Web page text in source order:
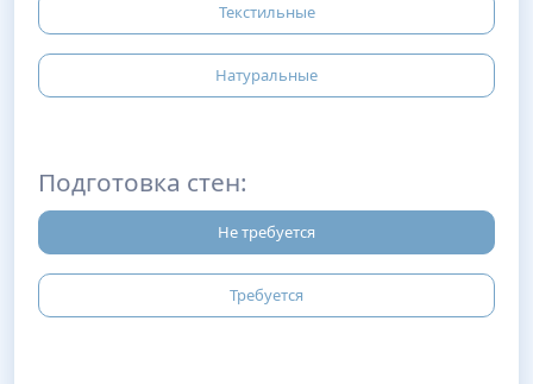
Текстильные
Натуральные
Подготовка стен:
Не требуется
Требуется